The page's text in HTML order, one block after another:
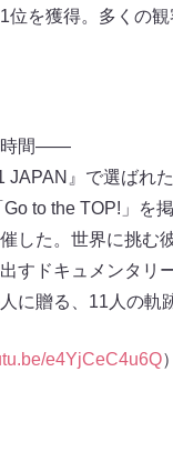
位を獲得。多くの
時間――
』で選ばれ
to the TOP!」を
した。世界に挑む
すドキュメンタリ
に贈る、11人の
e4YjCeC4u6Q）